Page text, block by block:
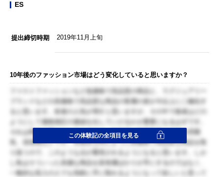
ES
提出締切時期 2019年11月上旬
10年後のファッション市場はどう変化していると思いますか？
ファストファッションなど低価格で高品質の商品と、ラグジュアリー
ブランドなどの高価格で高品質な商品の客層の差が今以上に二極化す
ると思います。前者の人気が増すと思いますが、その中で後者はどの
ようにして価格相応の価値を出していけるかが重要になるはずです。
それは商品の質はもちろんですが、販売員の接客態度や店舗の雰囲
気、清潔感などです。百貨店も同じように高価格で高品質な商品を取
し私はそういった高価な商品を富裕層ばかりが手にするのではなく、
一般的な収入の人でも気軽に手に取れるようになって欲しいと思って
この体験記の全項目を見る